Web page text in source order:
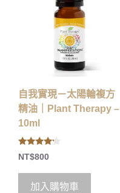
自我實現－太陽輪複方
精油｜Plant Therapy –
10ml
4.00
out of 5
NT$800
加入購物車